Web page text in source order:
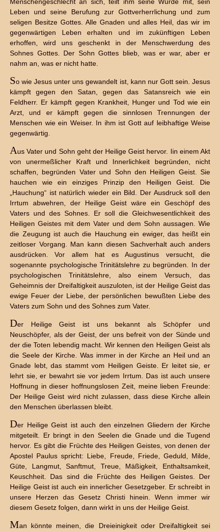
Leben und seine Berufung zur Gottverherrlichung und zum
seligen Besitze Gottes. Alle Gnaden und alles Heil, das wir im
gegenwärtigen Leben erhalten und im zukünftigen Leben
erhoffen, wird uns geschenkt in der Menschwerdung des
Sohnes Gottes. Der Sohn Gottes blieb, was er war, aber er
nahm an, was er nicht hatte.
So wie Jesus unter uns gewandelt ist, kann nur Gott sein. Jesus
kämpft gegen den Satan, gegen das Satansreich wie ein
Feldherr. Er kämpft gegen Krankheit, Hunger und Tod wie ein
Arzt, und er kämpft gegen die sinnlosen Trennungen der
Menschen wie ein Weiser. In ihm ist Gott auf leibhaftige Weise
gegenwärtig.
Aus Vater und Sohn geht der Heilige Geist hervor. Iin einem Akt
von unermeßlicher Kraft und Innerlichkeit begründen, nicht
schaffen, begründen Vater und Sohn den Heiligen Geist. Sie
hauchen wie ein einziges Prinzip den Heiligen Geist. Die
„Hauchung“ ist natürlich wieder ein Bild. Der Ausdruck soll den
Irrtum abwehren, der Heilige Geist wäre ein Geschöpf des
Vaters und des Sohnes. Er soll die Gleichwesentlichkeit des
Heiligen Geistes mit dem Vater und dem Sohn aussagen. Wie
die Zeugung ist auch die Hauchung ein ewiger, das heißt ein
zeitloser Vorgang. Man kann diesen Sachverhalt auch anders
ausdrücken. Vor allem hat es Augustinus versucht, die
sogenannte psychologische Trinitätslehre zu begründen. In der
psychologischen Trinitätslehre, also einem Versuch, das
Geheimnis der Dreifaltigkeit auszuloten, ist der Heilige Geist das
ewige Feuer der Liebe, der persönlichen bewußten Liebe des
Vaters zum Sohn und des Sohnes zum Vater.
Der Heilige Geist ist uns bekannt als Schöpfer und
Neuschöpfer, als der Geist, der uns befreit von der Sünde und
der die Toten lebendig macht. Wir kennen den Heiligen Geist als
die Seele der Kirche. Was immer in der Kirche an Heil und an
Gnade lebt, das stammt vom Heiligen Geiste. Er leitet sie, er
lehrt sie, er bewahrt sie vor jedem Irrtum. Das ist auch unsere
Hoffnung in dieser hoffnungslosen Zeit, meine lieben Freunde:
Der Heilige Geist wird nicht zulassen, dass diese Kirche allein
den Menschen überlassen bleibt.
Der Heilige Geist ist auch den einzelnen Gliedern der Kirche
mitgeteilt. Er bringt in den Seelen die Gnade und die Tugend
hervor. Es gibt die Früchte des Heiligen Geistes, von denen der
Apostel Paulus spricht: Liebe, Freude, Friede, Geduld, Milde,
Güte, Langmut, Sanftmut, Treue, Mäßigkeit, Enthaltsamkeit,
Keuschheit. Das sind die Früchte des Heiligen Geistes. Der
Heilige Geist ist auch ein innerlicher Gesetzgeber. Er schreibt in
unsere Herzen das Gesetz Christi hinein. Wenn immer wir
diesem Gesetz folgen, dann wirkt in uns der Heilige Geist.
Man könnte meinen, die Dreieinigkeit oder Dreifaltigkeit sei